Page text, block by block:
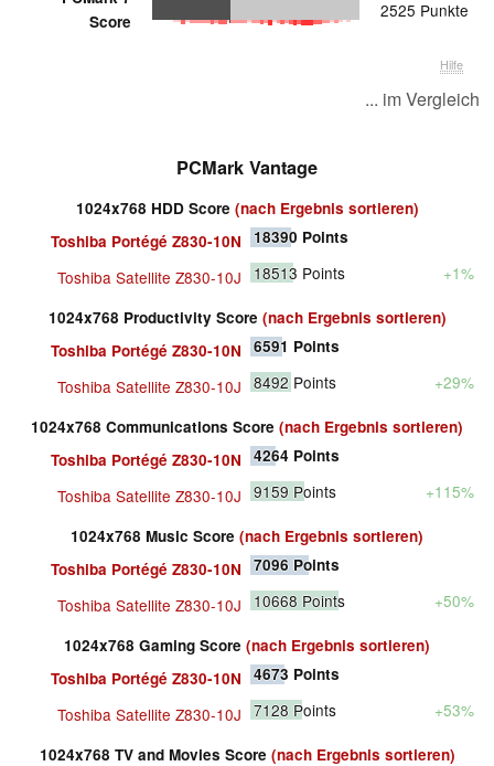
Score
2525 Punkte
Hilfe
... im Vergleich
PCMark Vantage
1024x768 HDD Score (nach Ergebnis sortieren)
Toshiba Portégé Z830-10N
18390 Points
Toshiba Satellite Z830-10J 18513 Points +1%
1024x768 Productivity Score (nach Ergebnis sortieren)
Toshiba Portégé Z830-10N
6591 Points
Toshiba Satellite Z830-10J 8492 Points +29%
1024x768 Communications Score (nach Ergebnis sortieren)
Toshiba Portégé Z830-10N
4264 Points
Toshiba Satellite Z830-10J 9159 Points +115%
1024x768 Music Score (nach Ergebnis sortieren)
Toshiba Portégé Z830-10N
7096 Points
Toshiba Satellite Z830-10J 10668 Points +50%
1024x768 Gaming Score (nach Ergebnis sortieren)
Toshiba Portégé Z830-10N
4673 Points
Toshiba Satellite Z830-10J 7128 Points +53%
1024x768 TV and Movies Score (nach Ergebnis sortieren)